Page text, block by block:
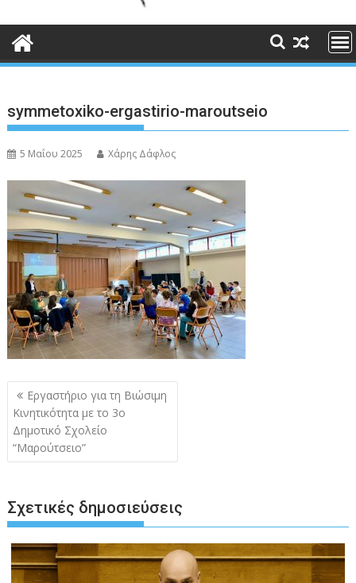
symmetoxiko-ergastirio-maroutseio
5 Μαΐου 2025 Χάρης Δάφλος
Πλοήγηση
άρθρων
Εργαστήριο για τη Βιώσιμη
Κινητικότητα με το 3ο
Δημοτικό Σχολείο
“Μαρούτσειο”
Σχετικές δημοσιεύσεις